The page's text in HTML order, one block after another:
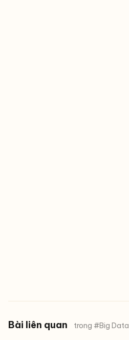
Bài liên quan trong #Big Data